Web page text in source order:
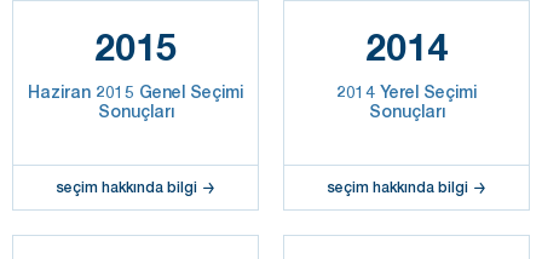
2015
Haziran 2015 Genel Seçimi
Sonuçları
seçim hakkında bilgi
2014
2014 Yerel Seçimi
Sonuçları
seçim hakkında bilgi